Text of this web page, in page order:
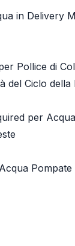
in Delivery
Pollice di
del Ciclo della
per